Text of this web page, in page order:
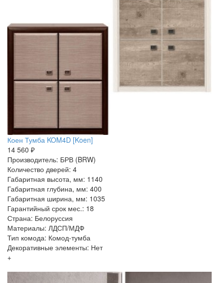
Коен Тумба KOM4D [Koen]
14 560 ₽
Производитель: БРВ (BRW)
Количество дверей: 4
Габаритная высота, мм: 1140
Габаритная глубина, мм: 400
Габаритная ширина, мм: 1035
Гарантийный срок мес.: 18
Страна: Белоруссия
Материалы: ЛДСП/МДФ
Тип комода: Комод-тумба
Декоративные элементы: Нет
+